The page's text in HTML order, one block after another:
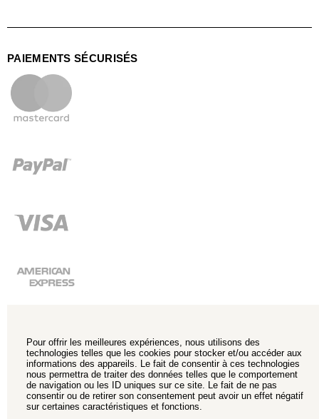
PAIEMENTS SÉCURISÉS
Pour offrir les meilleures expériences, nous utilisons des
technologies telles que les cookies pour stocker et/ou accéder aux
informations des appareils. Le fait de consentir à ces technologies
nous permettra de traiter des données telles que le comportement
de navigation ou les ID uniques sur ce site. Le fait de ne pas
consentir ou de retirer son consentement peut avoir un effet négatif
sur certaines caractéristiques et fonctions.